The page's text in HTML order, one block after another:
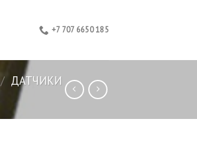
+7 707 6650 185
/ ДАТЧИКИ